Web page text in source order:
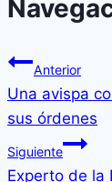
Anterior
Una avispa
sus órdenes
Siguiente
Experto de la